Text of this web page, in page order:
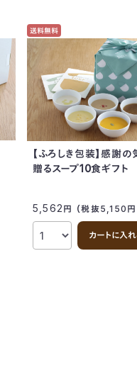
送料無料
【ふろしき包装】感謝
贈るスープ10食ギフト
5,562 円 （税抜5,150 円
カートに入れ